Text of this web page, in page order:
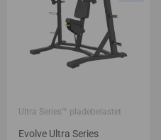
Ultra Series™ pladebelastet
Evolve Ultra Series